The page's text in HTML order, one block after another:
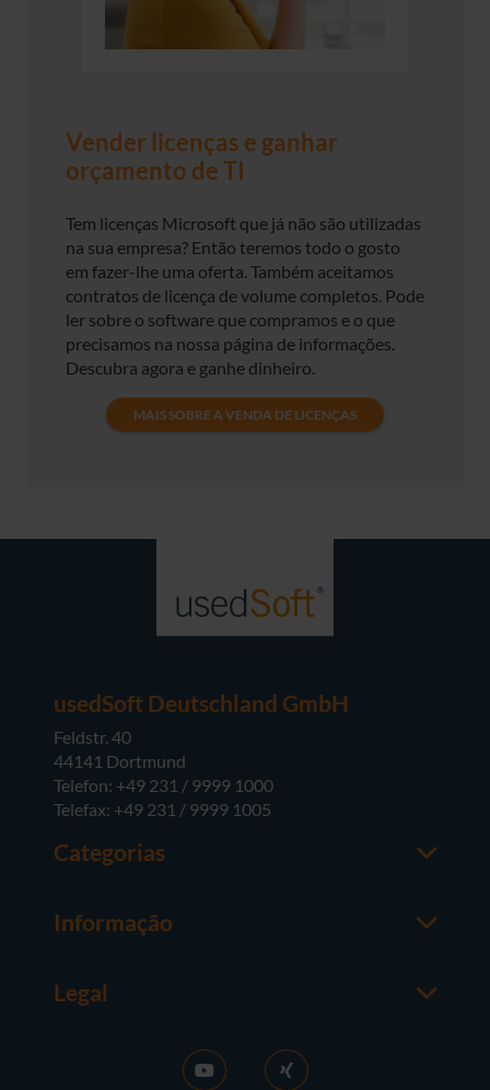
Vender licenças e ganhar
orçamento de TI
Tem licenças Microsoft que já não são utilizadas
na sua empresa? Então teremos todo o gosto
em fazer-lhe uma oferta. Também aceitamos
contratos de licença de volume completos. Pode
ler sobre o software que compramos e o que
precisamos na nossa página de informações.
Descubra agora e ganhe dinheiro.
MAIS SOBRE A VENDA DE LICENÇAS
usedSoft Deutschland GmbH
Feldstr. 40
44141 Dortmund
Telefon: +49 231 / 9999 1000
Telefax: +49 231 / 9999 1005
Categorias
M365
Server
Hardware
Informação
Sobre a usedSoft
Coisas a saber
Legal
Protecção de dados